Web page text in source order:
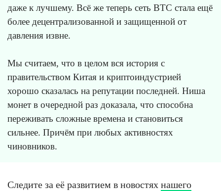
даже к лучшему. Всё же теперь сеть BTC стала ещё
более децентрализованной и защищенной от
давления извне.
Мы считаем, что в целом вся история с
правительством Китая и криптоиндустрией
хорошо сказалась на репутации последней. Ниша
монет в очередной раз доказала, что способна
переживать сложные времена и становиться
сильнее. Причём при любых активностях
чиновников.
Следите за её развитием в новостях нашего